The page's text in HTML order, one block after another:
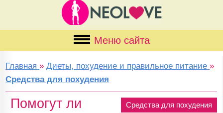
Меню сайта
Главная »Диеты, похудение и правильное питание »
Средства для похудения
Средства для похудения
Помогут ли